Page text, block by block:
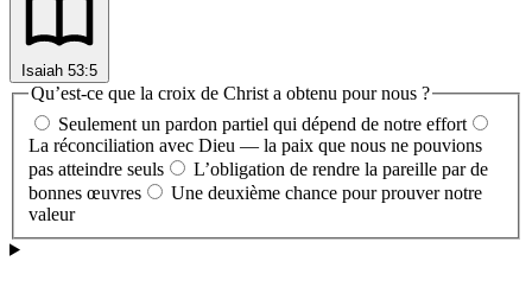
Isaiah 53:5
Qu’est-ce que la croix de Christ a obtenu pour nous ?
Seulement un pardon partiel qui dépend de notre effort
La réconciliation avec Dieu — la paix que nous ne pouvions
pas atteindre seuls
L’obligation de rendre la pareille par de
bonnes œuvres
Une deuxième chance pour prouver notre
valeur